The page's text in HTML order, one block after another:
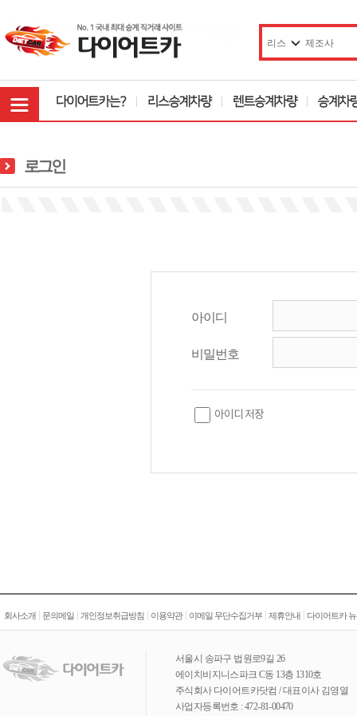
로그인
아이디
비밀번호
아이디 저장
회사소개 문의메일 개인정보취급방침 이용약관| 이메일 무단수집거부 제휴안내 다이어트카
서울시 송파구 법원로9길 26
에이치비지니스파크 C동 13층 1310호
주식회사 다이어트카닷컴 / 대표이사 김영열
사업자등록번호 : 472-81-00470